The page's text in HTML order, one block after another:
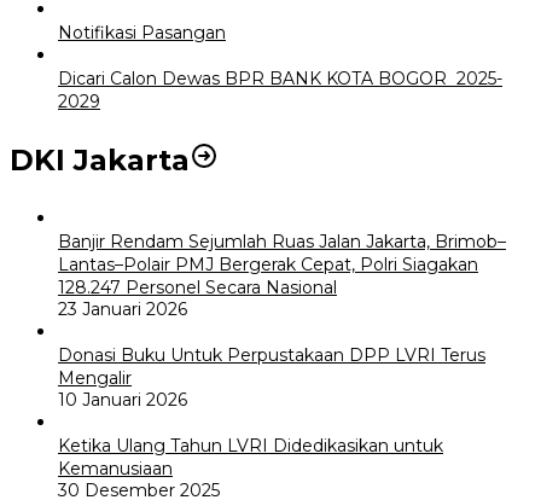
Notifikasi Pasangan
Dicari Calon Dewas BPR BANK KOTA BOGOR 2025-
2029
DKI Jakarta
Banjir Rendam Sejumlah Ruas Jalan Jakarta, Brimob–
Lantas–Polair PMJ Bergerak Cepat, Polri Siagakan
128.247 Personel Secara Nasional
23 Januari 2026
Donasi Buku Untuk Perpustakaan DPP LVRI Terus
Mengalir
10 Januari 2026
Ketika Ulang Tahun LVRI Didedikasikan untuk
Kemanusiaan
30 Desember 2025